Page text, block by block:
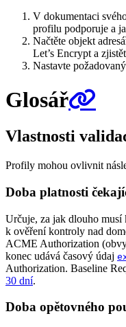
V dokumentaci
profilu podporuje a
Načtěte objekt
Let’s Encrypt a
Nastavte
Glosář
Vlastnosti
Profily mohou ovlivnit
Doba platnosti
Určuje, za jak dlouho
k ověření kontroly nad
ACME Authorization
konec udává časový údaj
Authorization. Baseline
30 dní.
Doba opětovného